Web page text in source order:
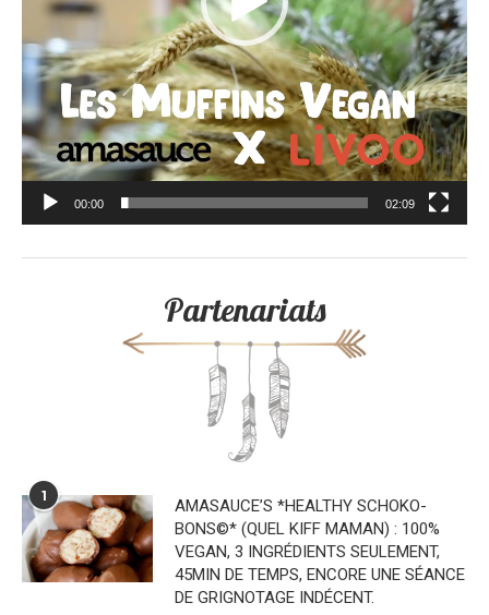
00:00 02:09
Partenariats
1
AMASAUCE’S *HEALTHY SCHOKO-
BONS©* (QUEL KIFF MAMAN) : 100%
VEGAN, 3 INGRÉDIENTS SEULEMENT,
45MIN DE TEMPS, ENCORE UNE SÉANCE
DE GRIGNOTAGE INDÉCENT.